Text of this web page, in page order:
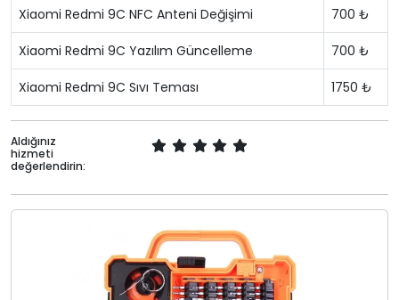
Xiaomi Redmi 9C NFC Anteni Değişimi 700 ₺
Xiaomi Redmi 9C Yazılım Güncelleme 700 ₺
Xiaomi Redmi 9C Sıvı Teması 1750 ₺
Aldığınız
hizmeti
değerlendirin: